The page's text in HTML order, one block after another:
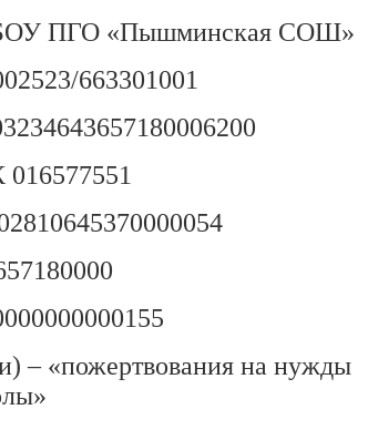
ПГО «Пышминская СОШ»
663301001
– «пожертвования на нужды